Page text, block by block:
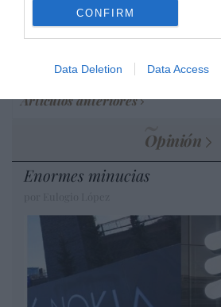
CONFIRM
Data Deletion Data Access
Diario de la corrupción
Oír se manifiesta delante de
por Redacción
Artículos anteriores
Opinión
Enormes minucias